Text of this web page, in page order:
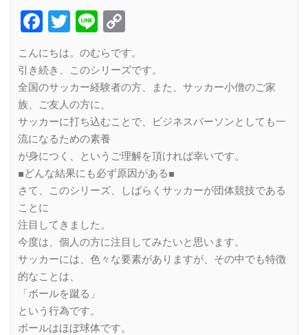
Facebook
Twitter
Line
Link
こんにちは。のむらです。
引き続き、このシリーズです。
全国のサッカー経験者の方、また、サッカー小僧のご家
族、ご友人の方に、
サッカーに打ち込むことで、ビジネスパーソンとしても一
流になるための素養
が身につく、というご理解を頂ければ幸いです。
■どんな結果にも必ず原因がある■
さて、このシリーズ、しばらくサッカーが団体競技である
ことに
注目してきました。
今度は、個人の方に注目してみたいと思います。
サッカーには、色々な要素がありますが、その中でも特徴
的なことは、
「ボールを蹴る」
という行為です。
ボールはほぼ球体です。